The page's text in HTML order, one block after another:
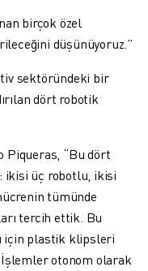
birçok özel
düşünüyoruz.”
sektöründeki bir
dört robotik
Piqueras, “Bu dört
ikisi üç robotlu, ikisi
tümünde
tercih ettik. Bu
için plastik klipsleri
İşlemler otonom olarak